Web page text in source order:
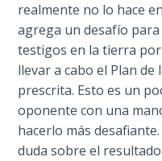
The
1986
Vision
of the
Two
Gulf
Wars
realmente no lo hace
agrega un desafío
testigos en la tierra por
llevar a cabo el Plan
prescrita. Esto es un
oponente con una
hacerlo más
duda sobre el